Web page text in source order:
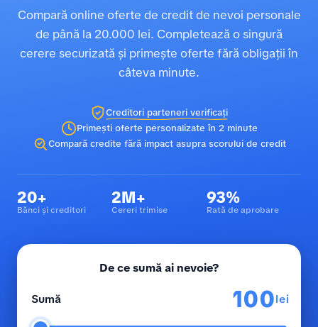
Compară online oferte de credit de nevoi personale
de până la 20.000 lei. Completează o singură
cerere securizată și primește oferte fără obligații în
câteva minute.
Creditori parteneri verificați
Primești oferte personalizate în 2 minute
Compară credite fără impact asupra scorului de credit
20+
Bănci și creditori
2M+
Cereri trimise
93%
Rată de aprobare
De ce sumă ai nevoie?
Sumă lei